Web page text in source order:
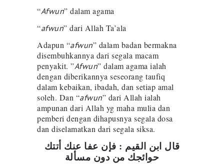
“Afwun” dalam agama
“afwun” dari Allah Ta’ala
Adapun “afwun” dalam badan bermakna
disembuhkannya dari segala macam
penyakit. ️”Afwun” dalam agama ialah
dengan diberikannya seseorang taufiq
dalam kebaikan, ibadah, dan setiap amal
soleh. ️Dan “afwun” dari Allah ialah
ampunan dari Allah yg maha mulia dan
pemberi dengan dihapusnya segala dosa
dan diselamatkan dari segala siksa.
قال ابن القيم : فإن عفا عنك أتتك
حوائجك من دون مسألة